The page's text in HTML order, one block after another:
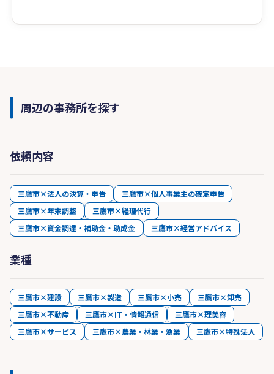
周辺の事務所を探す
依頼内容
三鷹市×法人の決算・申告
三鷹市×個人事業主の確定申告
三鷹市×年末調整
三鷹市×経理代行
三鷹市×資金調達・補助金・助成金
三鷹市×経営アドバイス
業種
三鷹市×建設 三鷹市×製造 三鷹市×小売
三鷹市×卸売
三鷹市×不動産
三鷹市×IT・情報通信
三鷹市×理美容
三鷹市×サービス
三鷹市×農業・林業・漁業 三鷹市×特殊法人